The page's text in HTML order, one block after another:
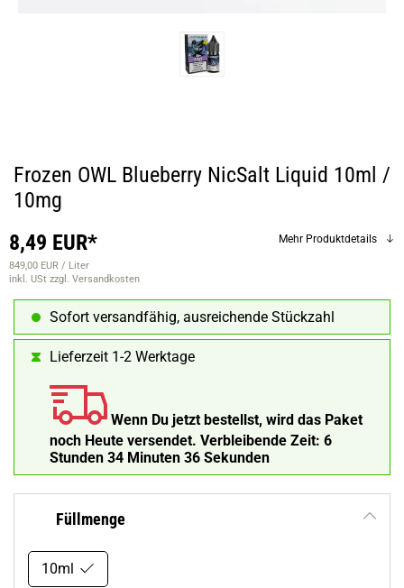
Frozen OWL Blueberry NicSalt Liquid 10ml /
10mg
8,49 EUR*
849,00 EUR / Liter
inkl. USt zzgl. Versandkosten
Mehr Produktdetails
Sofort versandfähig, ausreichende Stückzahl
Lieferzeit 1-2 Werktage
Wenn Du jetzt bestellst, wird das Paket
noch Heute versendet. Verbleibende Zeit: 6
Stunden 34 Minuten 35 Sekunden
Füllmenge
10ml